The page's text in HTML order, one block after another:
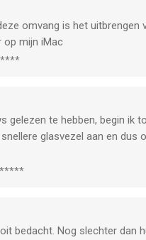
omvang is het uitbrengen
op mijn iMac
gelezen te hebben, begin ik
glasvezel aan en dus
aan stabiliteit .. niet best.
zecht OK. Tot wel 8Gb
bedacht. Nog slechter dan